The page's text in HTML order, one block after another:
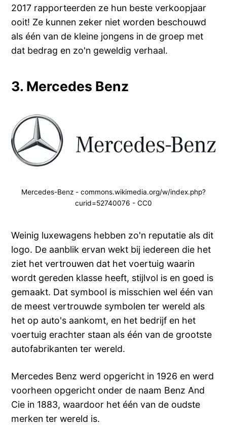
2017 rapporteerden ze hun beste verkoopjaar
ooit! Ze kunnen zeker niet worden beschouwd
als één van de kleine jongens in de groep met
dat bedrag en zo'n geweldig verhaal.
3. Mercedes Benz
Mercedes-Benz - commons.wikimedia.org/w/index.php?
curid=52740076 - CC0
Weinig luxewagens hebben zo'n reputatie als dit
logo. De aanblik ervan wekt bij iedereen die het
ziet het vertrouwen dat het voertuig waarin
wordt gereden klasse heeft, stijlvol is en goed is
gemaakt. Dat symbool is misschien wel één van
de meest vertrouwde symbolen ter wereld als
het op auto's aankomt, en het bedrijf en het
voertuig erachter staan als één van de grootste
autofabrikanten ter wereld.
Mercedes Benz werd opgericht in 1926 en werd
voorheen opgericht onder de naam Benz And
Cie in 1883, waardoor het één van de oudste
merken ter wereld is.